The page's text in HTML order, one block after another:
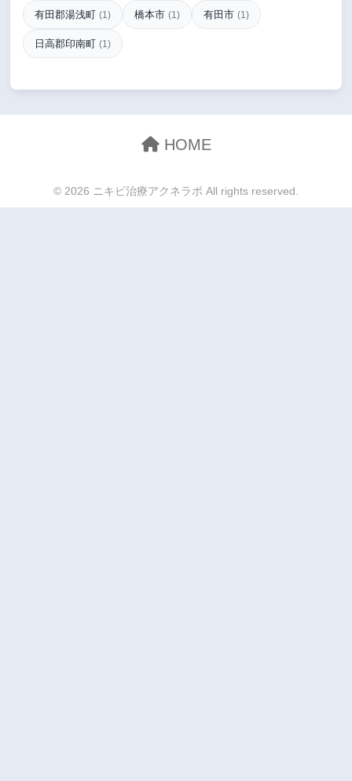
有田郡湯浅町(1) 橋本市(1) 有田市(1)
日高郡印南町(1)
HOME
© 2026 ニキビ治療アクネラボ All rights reserved.